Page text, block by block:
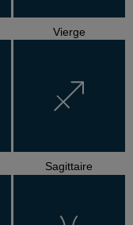
Vierge
Sagittaire